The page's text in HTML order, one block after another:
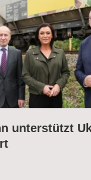
unterstützt